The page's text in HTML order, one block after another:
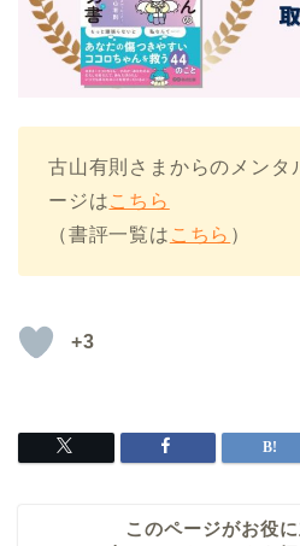
古山有則さまからのメンタ
ージはこちら
（書評一覧は こちら ）
+3
このページがお役